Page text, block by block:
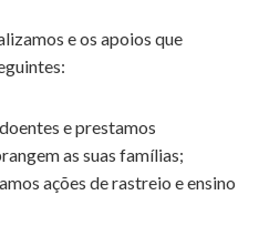
e os apoios que
e prestamos
as suas famílias;
ações de rastreio e ensino